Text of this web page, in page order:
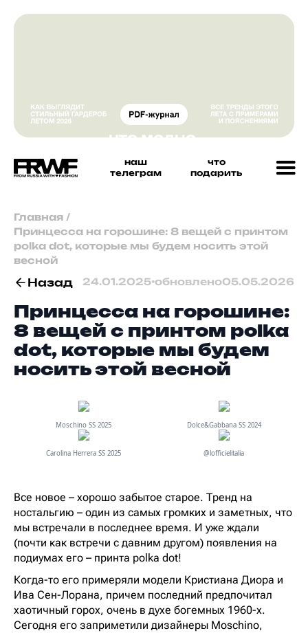
наш
телеграм
что
подарить
Главная /
Принцесса на горошине: 8 вещей с принтом
polka dot, которые мы будем носить этой
весной
Назад 24.01.2025•обновлено05.05.2026
Принцесса на горошине:
8 вещей с принтом polka
dot, которые мы будем
носить этой весной
Moschino SS 2025 Dolce&Gabbana SS 2024
Carolina Herrera SS 2025 @lofficielitalia
Все новое – хорошо забытое старое. Тренд на
ностальгию – один из самых громких и заметных, что
мы встречали в последнее время. И уже ждали
(почти как встречи с давним другом) появления на
подиумах его – принта polka dot!
Когда-то его примеряли модели Кристиана Диора и
Ива Сен-Лорана, причем последний предпочитал
хаотичный горох, очень в духе богемных 1960-х.
Сегодня его заприметили дизайнеры Moschino,